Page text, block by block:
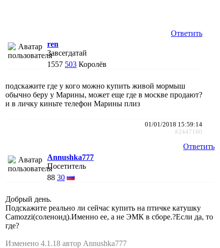
Ответить
ren
Завсегдатай
1557 503 Королёв
подскажите где у кого можно купить живой мормыш
обычно беру у Марины, может еще где в москве продают?
и в личку киньте телефон Марины плиз
01/01/2018 15:59:14
#2447160
Ответить
Annushka777
Посетитель
88 30
Добрый день.
Подскажите реально ли сейчас купить на птичке катушку
Camozzi(соленоид).Именно ее, а не ЭМК в сборе.?Если да, то
где?
Изменено 4.1.18 автор Annushka777